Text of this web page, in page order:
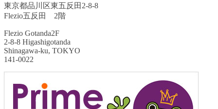
東京都品川区東五反田2-8-8
Flezio五反田 2階
Flezio Gotanda2F
2-8-8 Higashigotanda
Shinagawa-ku, TOKYO
141-0022